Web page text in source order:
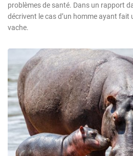
problèmes de santé. Dans un rapport
décrivent le cas d’un homme ayant fait
vache.